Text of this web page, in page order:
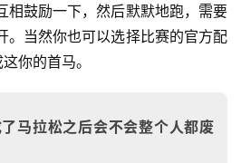
相鼓励一下，然后默默地跑，需要
。当然你也可以选择比赛的官方配
你的首马。
马拉松之后会不会整个人都废